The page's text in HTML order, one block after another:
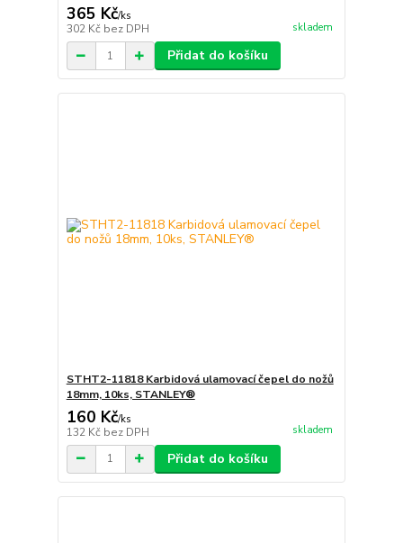
365 Kč/ks
302 Kč bez DPH skladem
Přidat do košíku
STHT2-11818 Karbidová ulamovací čepel do nožů
18mm, 10ks, STANLEY®
160 Kč/ks
132 Kč bez DPH skladem
Přidat do košíku